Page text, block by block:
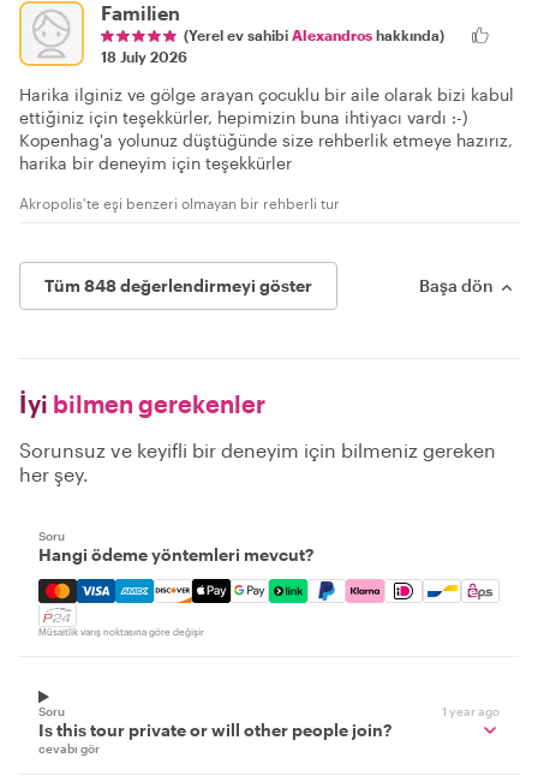
Familien
(Yerel ev sahibi Alexandros hakkında)
18 July 2026
Harika ilginiz ve gölge arayan çocuklu bir aile olarak bizi kabul
ettiğiniz için teşekkürler, hepimizin buna ihtiyacı vardı :-)
Kopenhag'a yolunuz düştüğünde size rehberlik etmeye hazırız,
harika bir deneyim için teşekkürler
Akropolis'te eşi benzeri olmayan bir rehberli tur
Tüm 848 değerlendirmeyi göster Başa dön
İyi bilmen gerekenler
Sorunsuz ve keyifli bir deneyim için bilmeniz gereken
her şey.
Soru
Hangi ödeme yöntemleri mevcut?
Mastercard, Visa, Amex, Discover, Apple Pay, Google
Müsaitlik varış noktasına göre değişir
Soru 1 year ago
Is this tour private or will other people join?
cevabı gör